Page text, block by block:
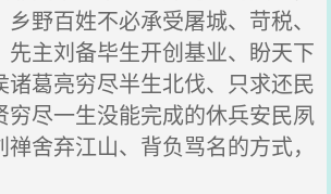
野百姓不必承受屠城、苛税、
先主刘备毕生开创基业、盼天下
诸葛亮穷尽半生北伐、只求还民
穷尽一生没能完成的休兵安民夙
舍弃江山、背负骂名的方式，